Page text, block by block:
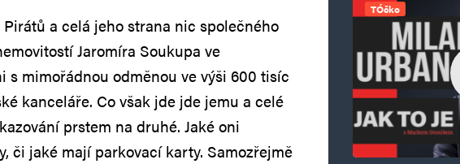
a celá jeho strana nic společného
Jaromíra Soukupa ve
s mimořádnou odměnou ve výši 600 tisíc
kanceláře. Co však jde jde jemu a celé
prstem na druhé. Jaké oni
či jaké mají parkovací karty. Samozřejmě
TÓčko